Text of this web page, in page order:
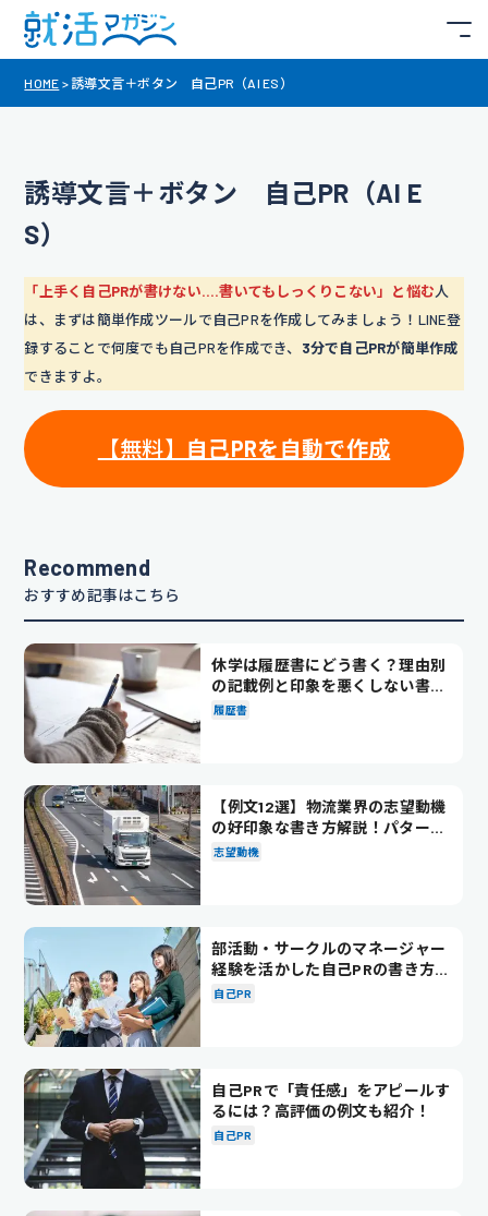
HOME >誘導文言＋ボタン 自己PR（AI ES）
誘導文言＋ボタン 自己PR（AI E
S）
「上手く自己PRが書けない….書いてもしっくりこない」と悩む人
は、まずは簡単作成ツールで自己PRを作成してみましょう！LINE登
録することで何度でも自己PRを作成でき、 3分で自己PRが簡単作成
できますよ。
【無料】 自己PRを自動で作成
Recommend
おすすめ記事はこちら
休学は履歴書にどう書く？理由別
の記載例と印象を悪くしない書き
方を解説
履歴書
【例文12選】物流業界の志望動機
の好印象な書き方解説！パターン
別の例文も紹介
志望動機
部活動・サークルのマネージャー
経験を活かした自己PRの書き方を
徹底解説！
自己PR
自己PRで「責任感」をアピールす
るには？高評価の例文も紹介！
自己PR